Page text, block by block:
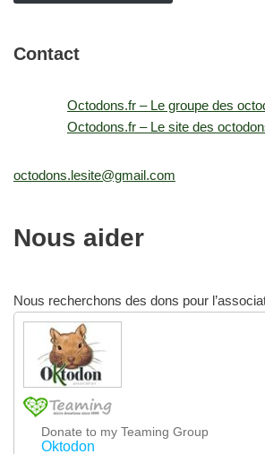
Contact
Octodons.fr – Le groupe des
Octodons.fr – Le site des
octodons.lesite@gmail.com
Nous aider
Nous recherchons des dons pour